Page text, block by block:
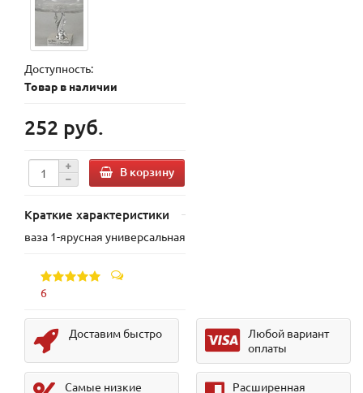
Доступность:
Товар в наличии
252 руб.
В корзину
Краткие характеристики
ваза 1-ярусная универсальная
6
Доставим быстро
Любой вариант
оплаты
Самые низкие
Расширенная